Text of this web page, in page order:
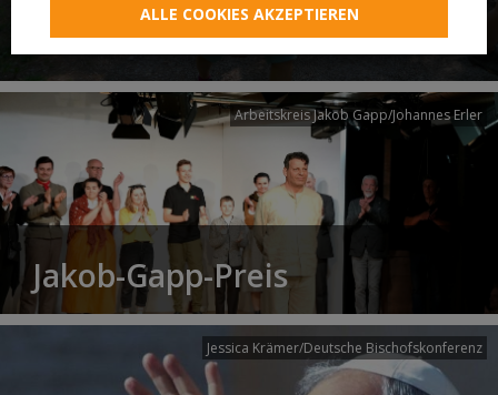
Neuer Pilgerweg Via
Laudato si’
Arbeitskreis Jakob Gapp/Johannes Erler
Jakob-Gapp-Preis
Jessica Krämer/Deutsche Bischofskonferenz
ALLE COOKIES AKZEPTIEREN